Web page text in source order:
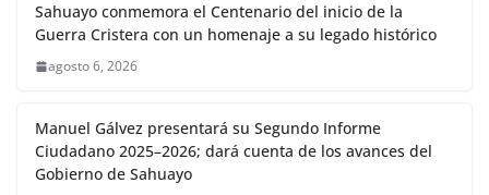
Sahuayo conmemora el Centenario del inicio de la
Guerra Cristera con un homenaje a su legado histórico
agosto 6, 2026
Manuel Gálvez presentará su Segundo Informe
Ciudadano 2025–2026; dará cuenta de los avances del
Gobierno de Sahuayo